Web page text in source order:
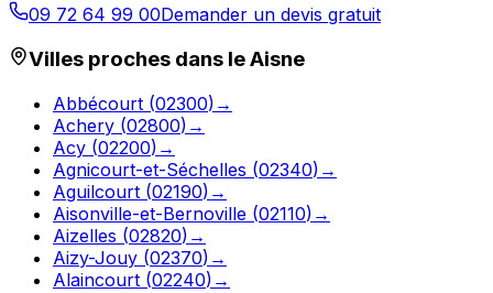
09 72 64 99 00Demander un devis gratuit
Villes proches dans leAisne
Abbécourt (02300) →
Achery (02800) →
Acy (02200) →
Agnicourt-et-Séchelles (02340) →
Aguilcourt (02190) →
Aisonville-et-Bernoville (02110) →
Aizelles (02820) →
Aizy-Jouy (02370) →
Alaincourt (02240) →